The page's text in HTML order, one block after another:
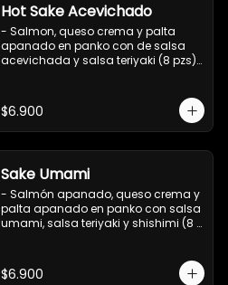
Hot Sake Acevichado
- Salmon, queso crema y palta
apanado en panko con de salsa
acevichada y salsa teriyaki (8 pzs).
$6.900
Sake Umami
- Salmón apanado, queso crema y
palta apanado en panko con salsa
umami, salsa teriyaki y shishimi (8
$6.900